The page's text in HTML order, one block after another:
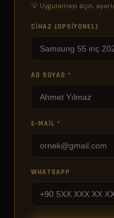
💡 Uygulamayı açın,
CIHAZ (OPSIYONEL)
AD SOYAD *
E-MAIL *
WHATSAPP